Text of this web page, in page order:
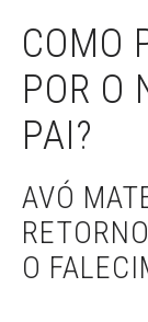
COMO
POR O
PAI?
AVÓ
O